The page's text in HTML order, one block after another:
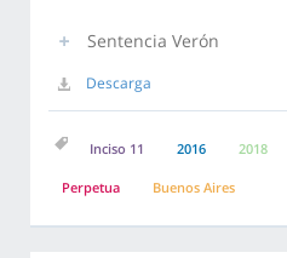
Sentencia Verón
Descarga
Inciso 11 2016 2018
Perpetua Buenos Aires